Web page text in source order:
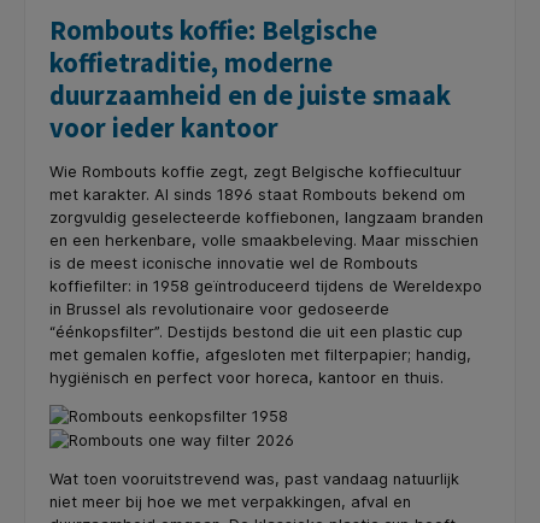
Rombouts koffie: Belgische
koffietraditie, moderne
duurzaamheid en de juiste smaak
voor ieder kantoor
Wie Rombouts koffie zegt, zegt Belgische koffiecultuur
met karakter. Al sinds 1896 staat Rombouts bekend om
zorgvuldig geselecteerde koffiebonen, langzaam branden
en een herkenbare, volle smaakbeleving. Maar misschien
is de meest iconische innovatie wel de Rombouts
koffiefilter: in 1958 geïntroduceerd tijdens de Wereldexpo
in Brussel als revolutionaire voor gedoseerde
“éénkopsfilter”. Destijds bestond die uit een plastic cup
met gemalen koffie, afgesloten met filterpapier; handig,
hygiënisch en perfect voor horeca, kantoor en thuis.
Wat toen vooruitstrevend was, past vandaag natuurlijk
niet meer bij hoe we met verpakkingen, afval en